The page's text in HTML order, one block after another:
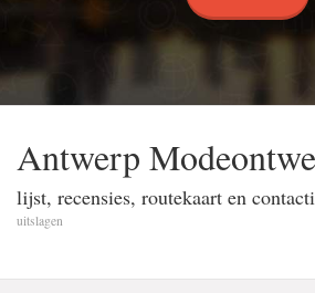
Antwerp
lijst, recensies, routekaart en
uitslagen